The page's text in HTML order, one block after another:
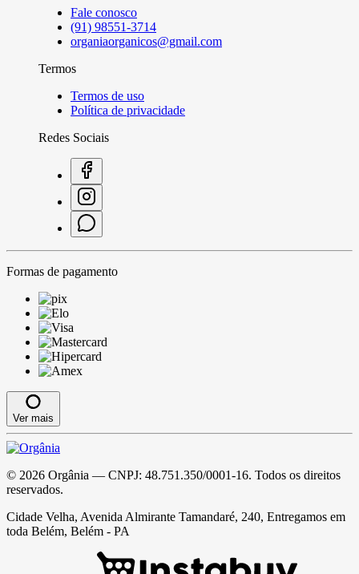
Fale conosco
(91) 98551-3714
organiaorganicos@gmail.com
Termos
Termos de uso
Política de privacidade
Redes Sociais
Formas de pagamento
Ver mais
© 2026 Orgânia — CNPJ: 48.751.350/0001-16. Todos os direitos
reservados.
Cidade Velha, Avenida Almirante Tamandaré, 240, Entregamos em
toda Belém, Belém - PA